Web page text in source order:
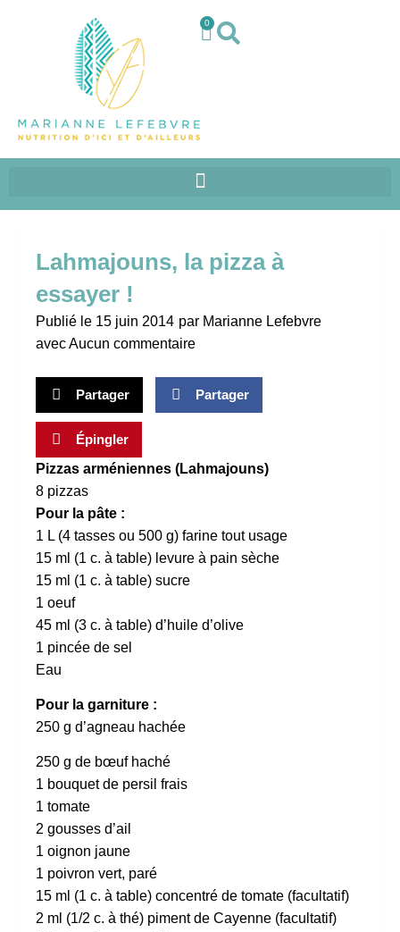
0
Lahmajouns, la pizza à
essayer !
Publié le 15 juin 2014 par Marianne Lefebvre
avecAucun commentaire
Partager Partager
Épingler
Pizzas arméniennes (Lahmajouns)
8 pizzas
Pour la pâte :
1 L (4 tasses ou 500 g) farine tout usage
15 ml (1 c. à table) levure à pain sèche
15 ml (1 c. à table) sucre
1 oeuf
45 ml (3 c. à table) d’huile d’olive
1 pincée de sel
Eau
Pour la garniture :
250 g d’agneau hachée
250 g de bœuf haché
1 bouquet de persil frais
1 tomate
2 gousses d’ail
1 oignon jaune
1 poivron vert, paré
15 ml (1 c. à table) concentré de tomate (facultatif)
2 ml (1/2 c. à thé) piment de Cayenne (facultatif)